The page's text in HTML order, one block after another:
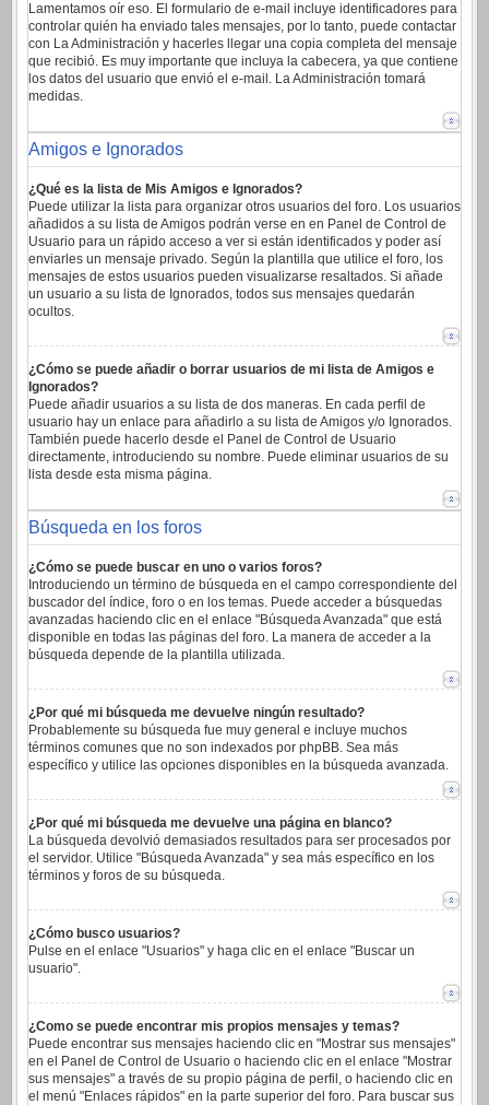
Lamentamos oír eso. El formulario de e-mail incluye identificadores para
controlar quién ha enviado tales mensajes, por lo tanto, puede contactar
con La Administración y hacerles llegar una copia completa del mensaje
que recibió. Es muy importante que incluya la cabecera, ya que contiene
los datos del usuario que envió el e-mail. La Administración tomará
medidas.
Amigos e Ignorados
¿Qué es la lista de Mis Amigos e Ignorados?
Puede utilizar la lista para organizar otros usuarios del foro. Los usuarios
añadidos a su lista de Amigos podrán verse en en Panel de Control de
Usuario para un rápido acceso a ver si están identificados y poder así
enviarles un mensaje privado. Según la plantilla que utilice el foro, los
mensajes de estos usuarios pueden visualizarse resaltados. Si añade
un usuario a su lista de Ignorados, todos sus mensajes quedarán
ocultos.
¿Cómo se puede añadir o borrar usuarios de mi lista de Amigos e
Ignorados?
Puede añadir usuarios a su lista de dos maneras. En cada perfil de
usuario hay un enlace para añadirlo a su lista de Amigos y/o Ignorados.
También puede hacerlo desde el Panel de Control de Usuario
directamente, introduciendo su nombre. Puede eliminar usuarios de su
lista desde esta misma página.
Búsqueda en los foros
¿Cómo se puede buscar en uno o varios foros?
Introduciendo un término de búsqueda en el campo correspondiente del
buscador del índice, foro o en los temas. Puede acceder a búsquedas
avanzadas haciendo clic en el enlace "Búsqueda Avanzada" que está
disponible en todas las páginas del foro. La manera de acceder a la
búsqueda depende de la plantilla utilizada.
¿Por qué mi búsqueda me devuelve ningún resultado?
Probablemente su búsqueda fue muy general e incluye muchos
términos comunes que no son indexados por phpBB. Sea más
específico y utilice las opciones disponibles en la búsqueda avanzada.
¿Por qué mi búsqueda me devuelve una página en blanco?
La búsqueda devolvió demasiados resultados para ser procesados por
el servidor. Utilice "Búsqueda Avanzada" y sea más específico en los
términos y foros de su búsqueda.
¿Cómo busco usuarios?
Pulse en el enlace "Usuarios" y haga clic en el enlace "Buscar un
usuario".
¿Como se puede encontrar mis propios mensajes y temas?
Puede encontrar sus mensajes haciendo clic en "Mostrar sus mensajes"
en el Panel de Control de Usuario o haciendo clic en el enlace "Mostrar
sus mensajes" a través de su propio página de perfil, o haciendo clic en
el menú "Enlaces rápidos" en la parte superior del foro. Para buscar sus